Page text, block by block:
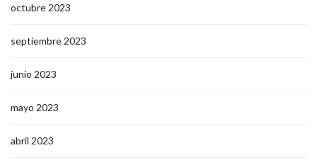
octubre 2023
septiembre 2023
junio 2023
mayo 2023
abril 2023